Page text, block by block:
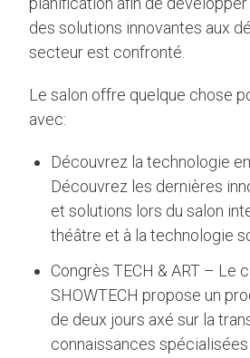
des solutions innovantes aux
secteur est confronté.
Le salon offre quelque chose
avec:
Découvrez la technologie
Découvrez les dernières
et solutions lors du salon
théâtre et à la technologie
Congrès TECH & ART – Le
SHOWTECH propose un
de deux jours axé sur la
connaissances